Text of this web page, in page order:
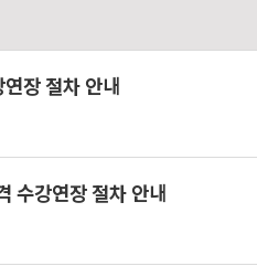
장 절차 안내
수강연장 절차 안내